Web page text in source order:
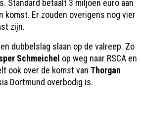
Standard betaalt 3 miljoen euro aan
komst. Er zouden overigens nog vier
zijn.
dubbelslag slaan op de valreep. Zo
Schmeichel op weg naar RSCA en
ook over de komst van Thorgan
Dortmund overbodig is.